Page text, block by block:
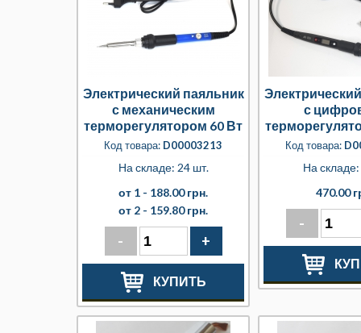
Электрический паяльник
с механическим
терморегулятором 60 Вт
220 В
Код товара: D00003213
На складе: 24 шт.
от 1 - 188.00 грн.
от 2 - 159.80 грн.
- +
КУПИТЬ
с
220 В +
Код товара:
На
470.00
-